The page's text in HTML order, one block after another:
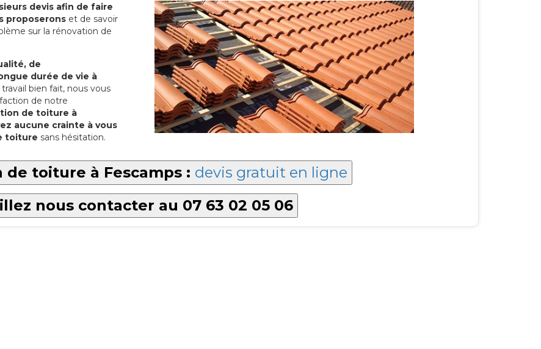
devis afin de faire
proposerons et de savoir
sur la rénovation de
de
durée de vie à
travail bien fait, nous vous
de notre
de toiture à
aucune crainte à vous
toiture sans hésitation.
de toiture à Fescamps : devis gratuit en ligne
nous contacter au 07 63 02 05 06